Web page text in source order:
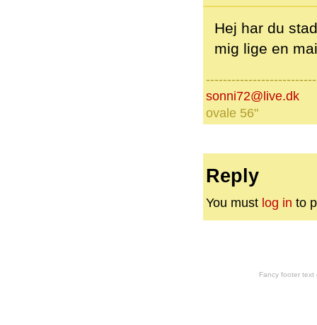
Hej har du
mig lige en
sonni72@live.dk
ovale 56"
Reply
You must log in to
Fancy footer